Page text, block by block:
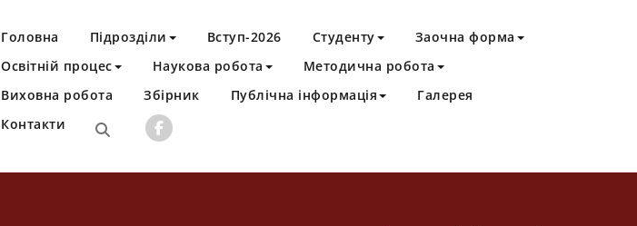
Головна Підрозділи Вступ-2026 Студенту
Заочна форма
Освітній процес
Наукова робота
Методична робота
Виховна робота
Збірник Публічна інформація
Галерея
Контакти